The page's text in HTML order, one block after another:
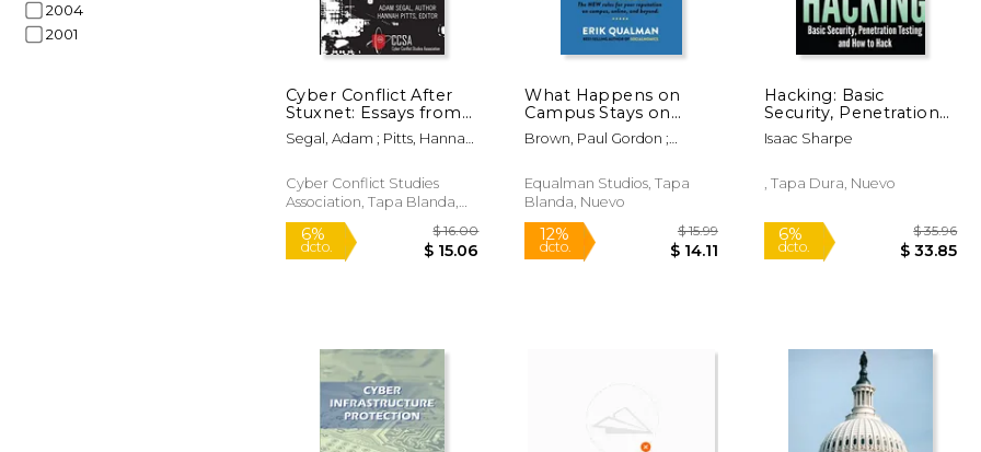
2004
2001
15%
dcto.
15%
dcto.
15%
dcto.
Cyber Conflict After
Stuxnet: Essays from
the Other Bank of the
Rubicon (en Inglés)
Segal, Adam ; Pitts, Hannah
Cyber Conflict Studies
Association, Tapa Blanda,
Nuevo
What Happens on
Campus Stays on
YouTube (en Inglés)
Brown, Paul Gordon ;
O'Connell, Courtney
Equalman Studios, Tapa
Blanda, Nuevo
Hacking: Basic
Security, Penetration
Testing and how to
Hack
Isaac Sharpe
, Tapa Dura, Nuevo